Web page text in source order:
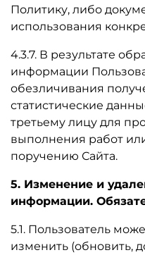
Политику, либо
использования
4.3.7. В результате
информации
обезличивания
статистические
третьему лицу для
выполнения работ
поручению Сайта.
5. Изменение и
информации.
5.1. Пользователь
изменить (обновить,